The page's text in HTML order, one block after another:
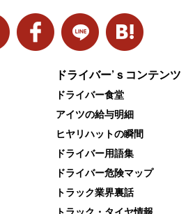
ドライバー’ｓコンテンツ
ドライバー食堂
アイツの給与明細
ヒヤリハットの瞬間
ドライバー用語集
ドライバー危険マップ
トラック業界裏話
トラック・タイヤ情報